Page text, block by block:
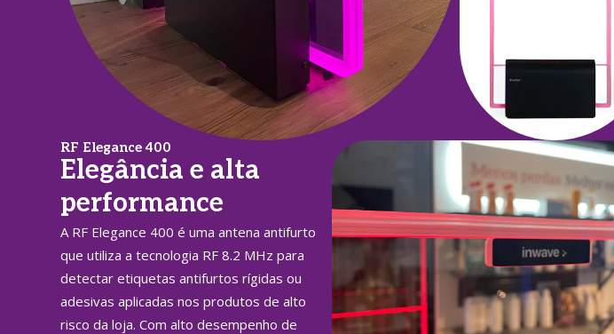
RF Elegance 400
Elegância e alta
performance
A RF Elegance 400 é uma antena antifurto
que utiliza a tecnologia RF 8.2 MHz para
detectar etiquetas antifurtos rígidas ou
adesivas aplicadas nos produtos de alto
risco da loja. Com alto desempenho de